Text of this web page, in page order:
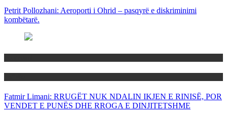
Petrit Pollozhani: Aeroporti i Ohrid – pasqyrë e diskriminimi
kombëtarë.
Fatmir Limani: RRUGËT NUK NDALIN IKJEN E RINISË, POR
VENDET E PUNËS DHE RROGA E DINJITETSHME